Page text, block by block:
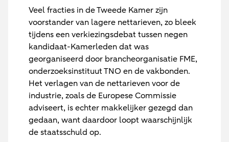
Veel fracties in de Tweede Kamer zijn
voorstander van lagere nettarieven, zo bleek
tijdens een verkiezingsdebat tussen negen
kandidaat-Kamerleden dat was
georganiseerd door brancheorganisatie FME,
onderzoeksinstituut TNO en de vakbonden.
Het verlagen van de nettarieven voor de
industrie, zoals de Europese Commissie
adviseert, is echter makkelijker gezegd dan
gedaan, want daardoor loopt waarschijnlijk
de staatsschuld op.